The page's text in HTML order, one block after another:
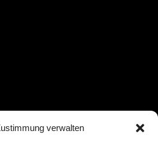
verwalten